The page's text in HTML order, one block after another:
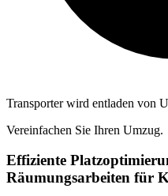
Transporter wird entladen von
Vereinfachen Sie Ihren Umzug.
Effiziente
Räumungsarbeiten für